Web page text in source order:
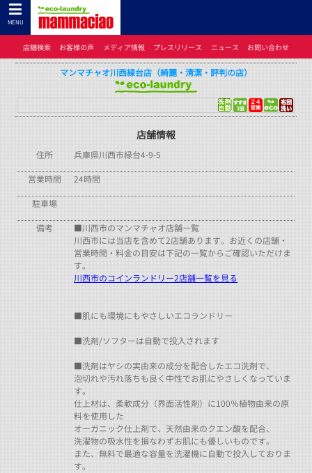
MENU
店舗検索 お客様の声 メディア情報 プレスリリース ニュース お問い合わせ
コインランドリーのマンマチャオTOP
>兵庫県 > マンマチャオ川西緑台店（綺麗・清潔・評判の店）
マンマチャオ川西緑台店（綺麗・清潔・評判の店）
店舗情報
住所 兵庫県川西市緑台4-9-5
営業時間 24時間
駐車場
備考
■川西市のマンマチャオ店舗一覧
川西市には当店を含めて2店舗あります。お近くの店舗・
営業時間・料金の目安は下記の一覧からご確認いただけま
す。
川西市のコインランドリー2店舗一覧を見る
■肌にも環境にもやさしいエコランドリー
■洗剤/ソフターは自動で投入されます
■洗剤はヤシの実由来の成分を配合したエコ洗剤で、
泡切れや汚れ落ちも良く中性でお肌にやさしくなっていま
す。
仕上材は、柔軟成分（界面活性剤）に100％植物由来の原
料を使用した
オーガニック仕上剤で、天然由来のクエン酸を配合、
洗濯物の吸水性を損なわずお肌にも優しいものです。
また、無料で最適な容量を洗濯機に自動で投入しておりま
す。